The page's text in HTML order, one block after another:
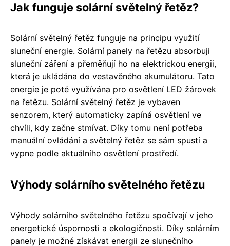
Jak funguje solární světelný řetěz?
Solární světelný řetěz funguje na principu využití
sluneční energie. Solární panely na řetězu absorbuji
sluneční záření a přeměňují ho na elektrickou energii,
která je ukládána do vestavěného akumulátoru. Tato
energie je poté využívána pro osvětlení LED žárovek
na řetězu. Solární světelný řetěz je vybaven
senzorem, který automaticky zapíná osvětlení ve
chvíli, kdy začne stmívat. Díky tomu není potřeba
manuální ovládání a světelný řetěz se sám spustí a
vypne podle aktuálního osvětlení prostředí.
Výhody solárního světelného řetězu
Výhody solárního světelného řetězu spočívají v jeho
energetické úspornosti a ekologičnosti. Díky solárním
panely je možné získávat energii ze slunečního